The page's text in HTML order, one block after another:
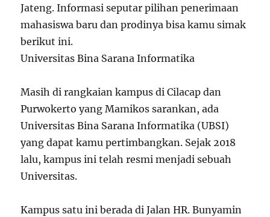
Jateng. Informasi seputar pilihan penerimaan
mahasiswa baru dan prodinya bisa kamu simak
berikut ini.
Universitas Bina Sarana Informatika
Masih di rangkaian kampus di Cilacap dan
Purwokerto yang Mamikos sarankan, ada
Universitas Bina Sarana Informatika (UBSI)
yang dapat kamu pertimbangkan. Sejak 2018
lalu, kampus ini telah resmi menjadi sebuah
Universitas.
Kampus satu ini berada di Jalan HR. Bunyamin